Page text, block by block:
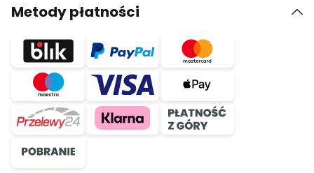
Metody płatności